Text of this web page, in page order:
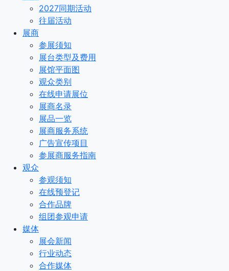
2027同期活动
往届活动
展商
参展须知
展台类型及费用
展馆平面图
观众类别
在线申请展位
展商名录
展品一览
展商服务系统
广告宣传项目
参展商服务指南
观众
参观须知
在线预登记
合作品牌
组团参观申请
媒体
展会新闻
行业动态
合作媒体